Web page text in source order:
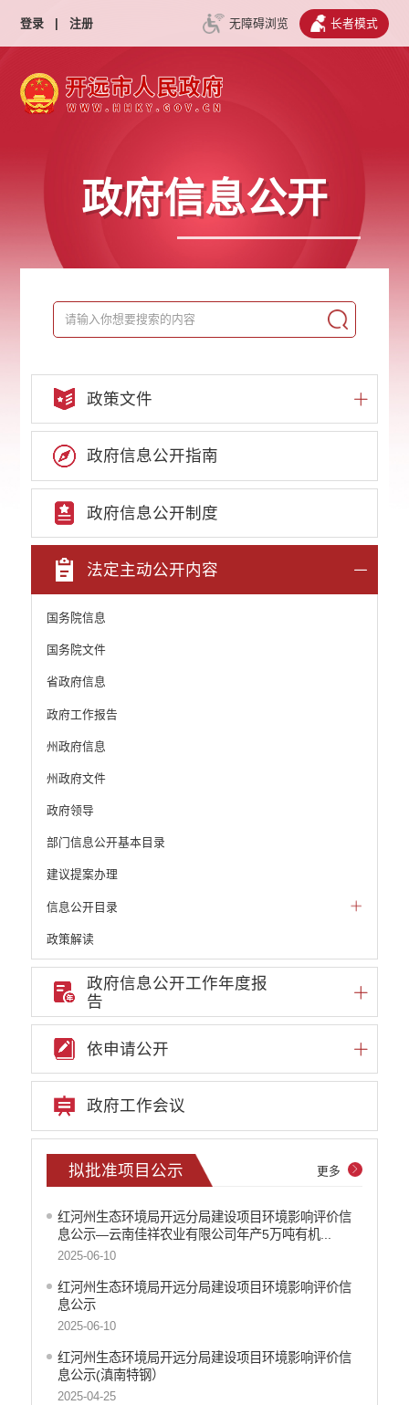
登录 | 注册 无障碍浏览 长者模式
政府信息公开
政策文件
政府信息公开指南
政府信息公开制度
法定主动公开内容
国务院信息
国务院文件
省政府信息
政府工作报告
州政府信息
州政府文件
政府领导
部门信息公开基本目录
建议提案办理
信息公开目录
政策解读
机构职能和权责清单
自然资源政务公开
重点领域信息公开
行政事业性收费
公务员管理
重大决策
财政资金直达基层
稳岗就业
应急预案
产品质量
公共文化服务
涉农补贴
政府信息公开工作年度报
告
依申请公开
政府工作会议
拟批准项目公示
红河州生态环境局开远分局建设项目环境影响评价信
息公示—云南佳祥农业有限公司年产5万吨有机...
2025-06-10
红河州生态环境局开远分局建设项目环境影响评价信
息公示
2025-06-10
红河州生态环境局开远分局建设项目环境影响评价信
息公示(滇南特钢）
2025-04-25
更多